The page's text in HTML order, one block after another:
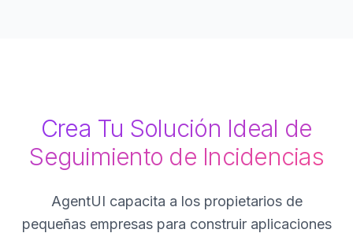
Crea Tu Solución Ideal de
Seguimiento de Incidencias
AgentUI capacita a los propietarios de
pequeñas empresas para construir aplicaciones